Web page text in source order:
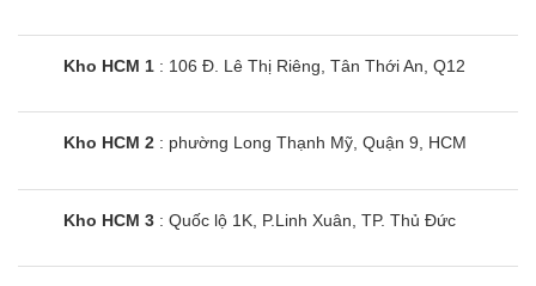
Năm 1996:Thương hiệu Sanyo đầu tiên được thành lập tại
Năm 2001:Sanyo được GFK (Công ty nghiên cứu thị trường
đa quốc gia) bình chọn là thương hiệu điện gia dụng số 1 tại
Việt Nam.
Kho HCM 1 : 106 Đ. Lê Thị Riêng, Tân Thới An, Q12
Kho HCM 2 : phường Long Thạnh Mỹ, Quận 9, HCM
Kho HCM 3 : Quốc lộ 1K, P.Linh Xuân, TP. Thủ Đức